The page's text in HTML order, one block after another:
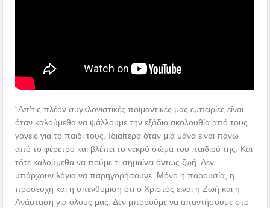
“Απ’τις πλέον συγκλονιστικές ποιμαντικές μας εμπειρίες είναι
όταν καλούμεθα να ψάλλουμε την εξόδιο ακολουθία από τους
γονείς για το παιδί τους. Ιδιαίτερα όταν μιά μάνα είναι πάνω
από το φέρετρο και βλέπει το νεκρό σώμα του παιδιού της. Και
τότε καλούμεθα να πούμε τι σημαίνει όντως ζωή. Δεν
υπάρχουν λόγια να παρηγορήσουνε. Μόνο η παρουσία, η
προσευχή και η υπενθύμιση ότι ο Χριστός είναι η Ζωή και η
Ανάσταση για όλους μας. Δεν μπορούμε να απαντήσουμε στο